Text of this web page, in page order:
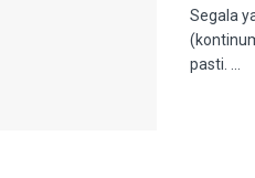
Segala
pasti. ...